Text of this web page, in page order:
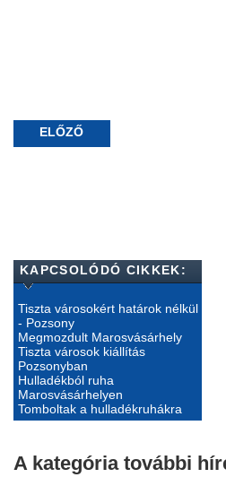
ELŐZŐ
KAPCSOLÓDÓ CIKKEK:
Tiszta városokért határok nélkül
- Pozsony
Megmozdult Marosvásárhely
Tiszta városok kiállítás
Pozsonyban
Hulladékból ruha
Marosvásárhelyen
Tomboltak a hulladékruhákra
A kategória további